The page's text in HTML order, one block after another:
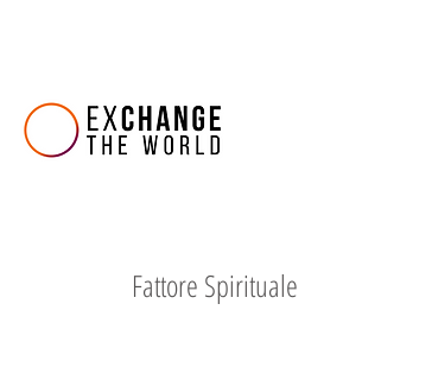
Fattore Spirituale